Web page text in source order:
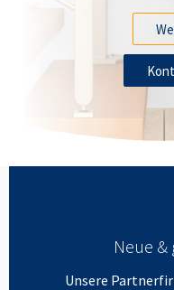
Neue
Unsere